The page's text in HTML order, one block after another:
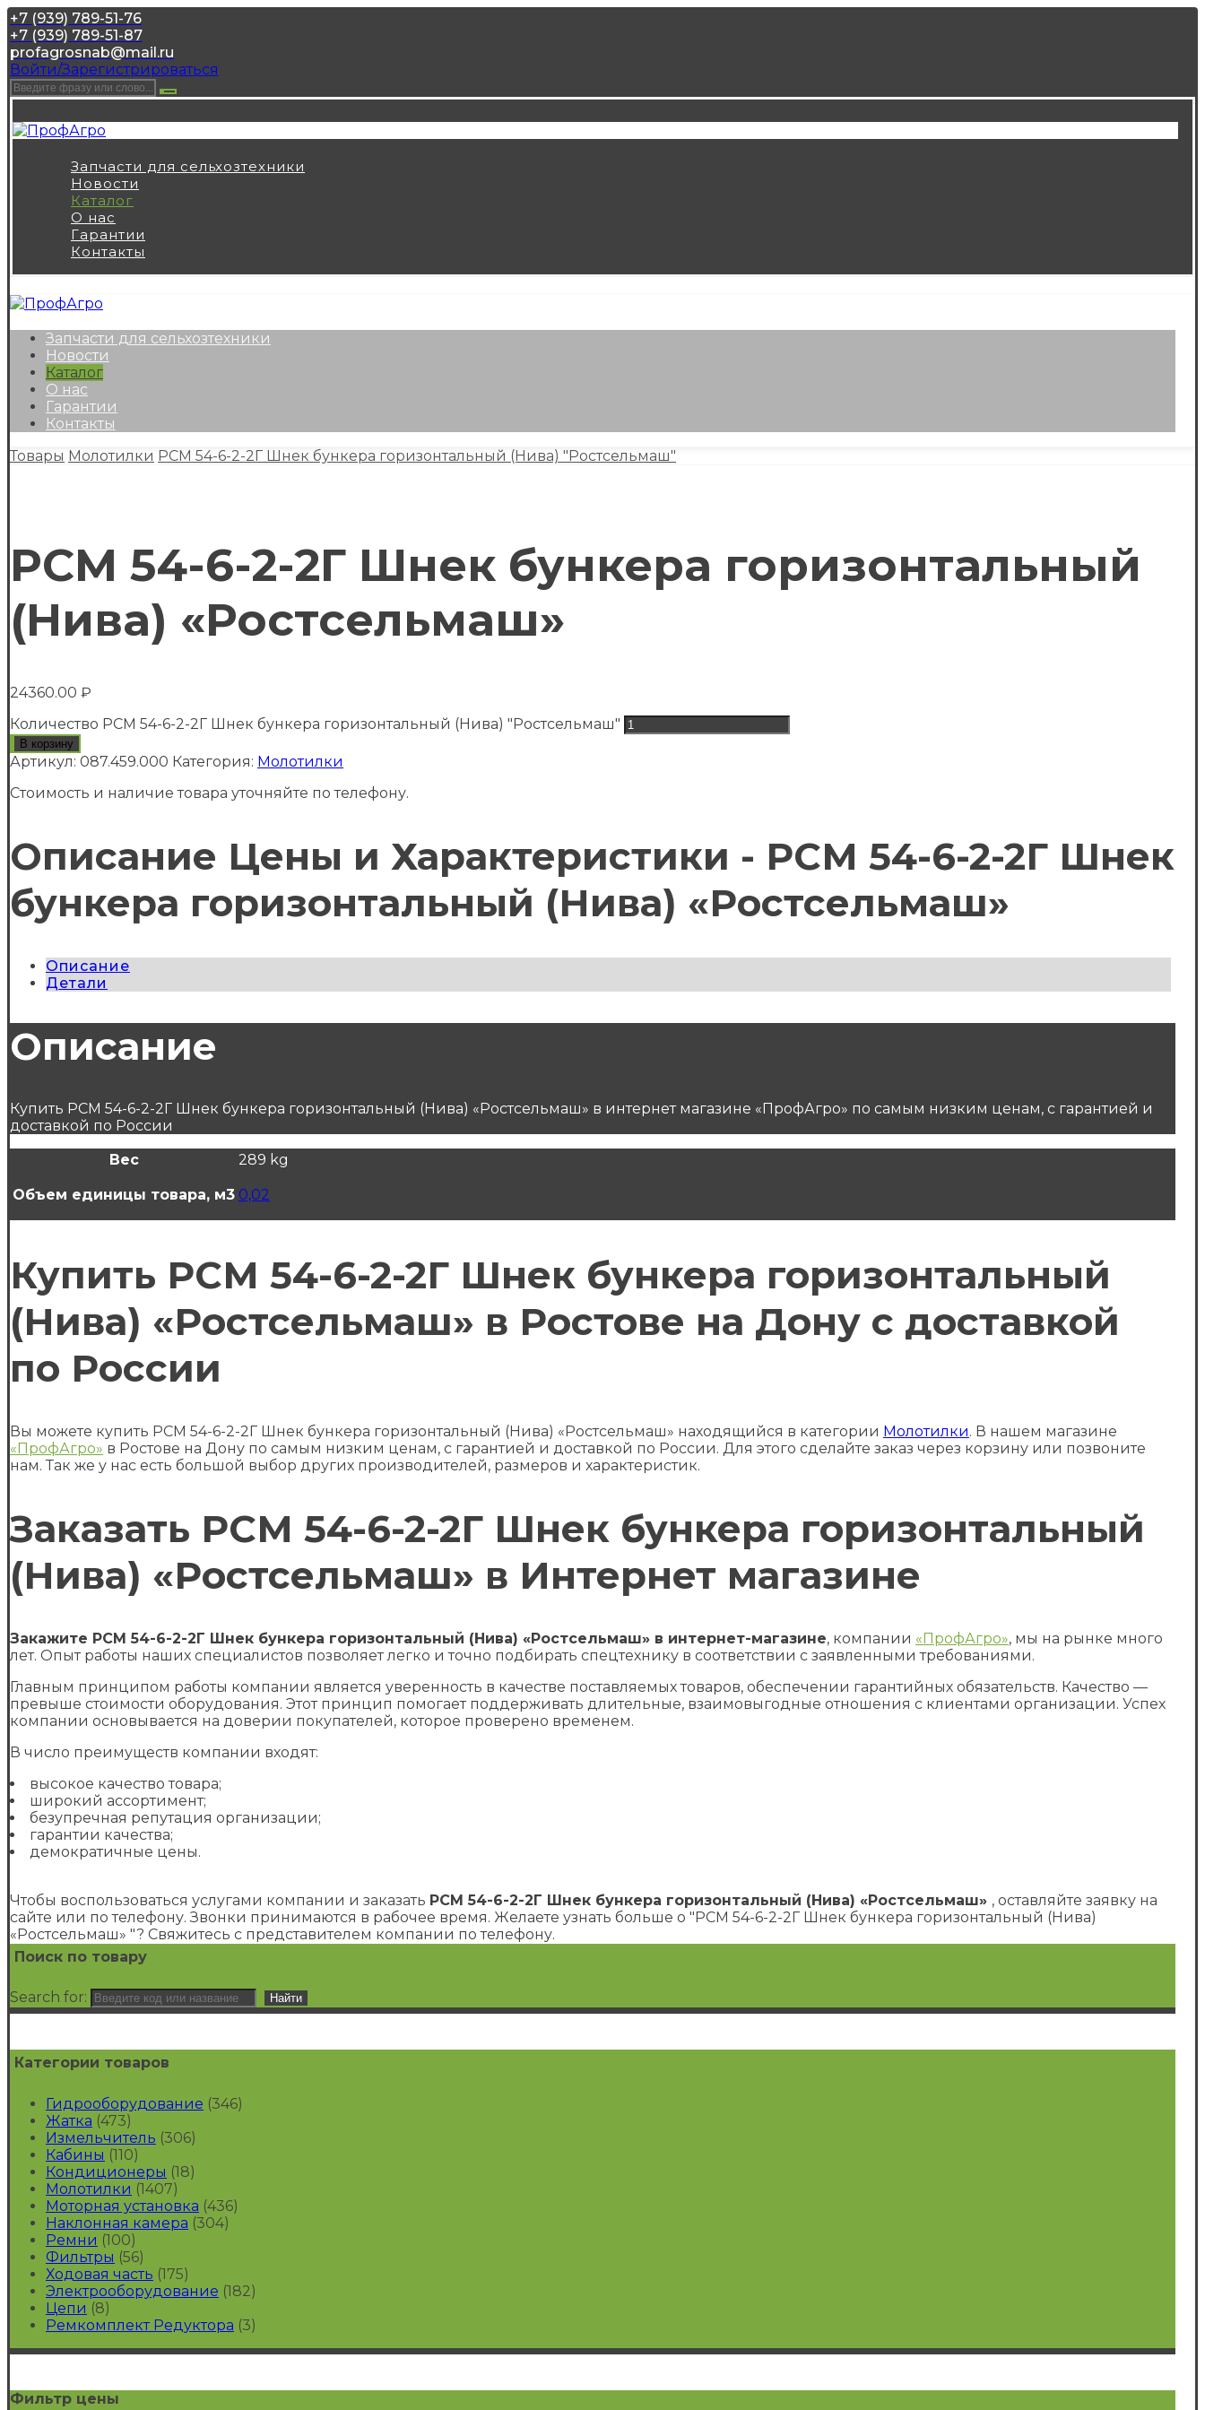
+7 (939) 789-51-76
+7 (939) 789-51-87
profagrosnab@mail.ru
Войти/Зарегистрироваться
Запчасти для сельхозтехники
Новости
Каталог
О нас
Гарантии
Контакты
Запчасти для сельхозтехники
Новости
Каталог
О нас
Гарантии
Контакты
Товары Молотилки РСМ 54-6-2-2Г Шнек бункера горизонтальный (Нива) "Ростсельмаш"
РСМ 54-6-2-2Г Шнек бункера горизонтальный
(Нива) «Ростсельмаш»
24360.00 ₽
Количество РСМ 54-6-2-2Г Шнек бункера горизонтальный (Нива) "Ростсельмаш"
В корзину
Артикул: 087.459.000 Категория: Молотилки
Стоимость и наличие товара уточняйте по телефону.
Описание Цены и Характеристики - РСМ 54-6-2-2Г Шнек
бункера горизонтальный (Нива) «Ростсельмаш»
Описание
Детали
Описание
Купить РСМ 54-6-2-2Г Шнек бункера горизонтальный (Нива) «Ростсельмаш» в интернет магазине «ПрофАгро» по самым низким ценам, с гарантией и
доставкой по России
Вес
289 kg
Объем единицы товара, м3 0,02
Купить РСМ 54-6-2-2Г Шнек бункера горизонтальный
(Нива) «Ростсельмаш» в Ростове на Дону с доставкой
по России
Вы можете купить РСМ 54-6-2-2Г Шнек бункера горизонтальный (Нива) «Ростсельмаш» находящийся в категории Молотилки. В нашем магазине
«ПрофАгро» в Ростове на Дону по самым низким ценам, с гарантией и доставкой по России. Для этого сделайте заказ через корзину или позвоните
нам. Так же у нас есть большой выбор других производителей, размеров и характеристик.
Заказать РСМ 54-6-2-2Г Шнек бункера горизонтальный
(Нива) «Ростсельмаш» в Интернет магазине
Закажите РСМ 54-6-2-2Г Шнек бункера горизонтальный (Нива) «Ростсельмаш» в интернет-магазине, компании «ПрофАгро», мы на рынке много
лет. Опыт работы наших специалистов позволяет легко и точно подбирать спецтехнику в соответствии с заявленными требованиями.
Главным принципом работы компании является уверенность в качестве поставляемых товаров, обеспечении гарантийных обязательств. Качество —
превыше стоимости оборудования. Этот принцип помогает поддерживать длительные, взаимовыгодные отношения с клиентами организации. Успех
компании основывается на доверии покупателей, которое проверено временем.
В число преимуществ компании входят:
высокое качество товара;
широкий ассортимент;
безупречная репутация организации;
гарантии качества;
демократичные цены.
Чтобы воспользоваться услугами компании и заказать РСМ 54-6-2-2Г Шнек бункера горизонтальный (Нива) «Ростсельмаш» , оставляйте заявку на
сайте или по телефону. Звонки принимаются в рабочее время. Желаете узнать больше о "РСМ 54-6-2-2Г Шнек бункера горизонтальный (Нива)
«Ростсельмаш» "? Свяжитесь с представителем компании по телефону.
Поиск по товару
Search for:
Категории товаров
Гидрооборудование (346)
Жатка (473)
Измельчитель (306)
Кабины (110)
Кондиционеры (18)
Молотилки (1407)
Моторная установка (436)
Наклонная камера (304)
Ремни (100)
Фильтры (56)
Ходовая часть (175)
Электрооборудование (182)
Цепи (8)
Ремкомплект Редуктора (3)
Фильтр цены